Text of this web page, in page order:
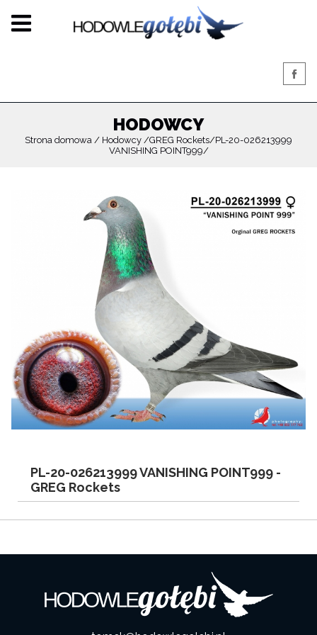
HODOWCY
Strona domowa Hodowcy GREG Rockets PL-20-026213999
VANISHING POINT999
PL-20-026213999 VANISHING POINT999 -
GREG Rockets